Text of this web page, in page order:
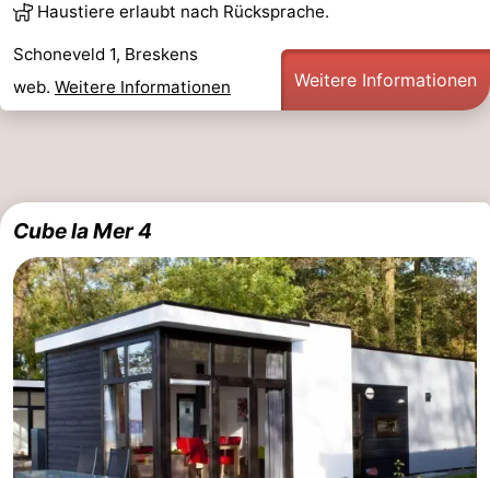
Haustiere erlaubt nach Rücksprache.
Schoneveld 1, Breskens
web. Weitere Informationen Weitere Informationen
Cube la Mer 4